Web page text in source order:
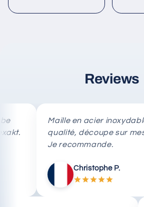
Reviews
Maille en acier inoxydable
qualité, découpe sur mesure
Je recommande.
Christophe P.